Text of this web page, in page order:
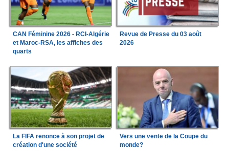
CAN Féminine 2026 - RCI-Algérie
et Maroc-RSA, les affiches des
quarts
Revue de Presse du 03 août
2026
La FIFA renonce à son projet de
création d'une société
Vers une vente de la Coupe du
monde?